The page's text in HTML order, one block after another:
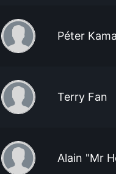
Péter
Terry Fan
Alain "Mr